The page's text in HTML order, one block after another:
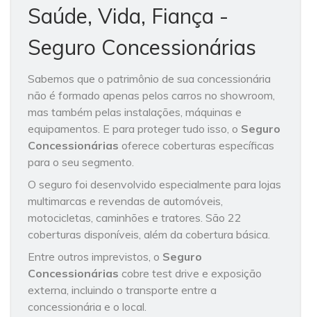
Saúde, Vida, Fiança -
Seguro Concessionárias
Sabemos que o patrimônio de sua concessionária
não é formado apenas pelos carros no showroom,
mas também pelas instalações, máquinas e
equipamentos. E para proteger tudo isso, o Seguro
Concessionáriasoferece coberturas específicas
para o seu segmento.
O seguro foi desenvolvido especialmente para lojas
multimarcas e revendas de automóveis,
motocicletas, caminhões e tratores. São 22
coberturas disponíveis, além da cobertura básica.
Entre outros imprevistos, o Seguro
Concessionárias cobre test drive e exposição
externa, incluindo o transporte entre a
concessionária e o local.